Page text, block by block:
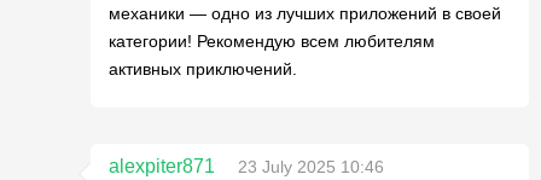
механики — одно из лучших приложений в своей
категории! Рекомендую всем любителям
активных приключений.
alexpiter871
23 July 2025 10:46